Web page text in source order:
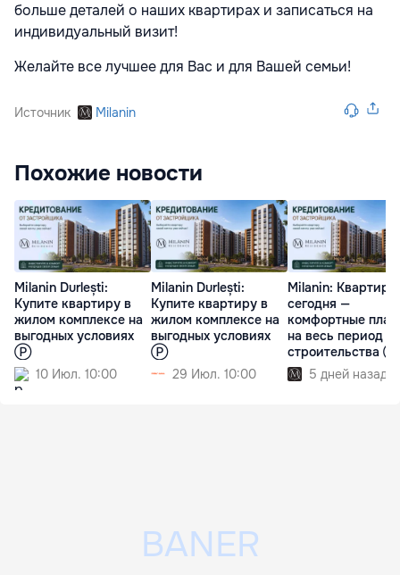
больше деталей о наших квартирах и записаться на
индивидуальный визит!
Желайте все лучшее для Вас и для Вашей семьи!
Источник Milanin
Похожие новости
Milanin Durlești:
Купите квартиру в
жилом комплексе на
выгодных условиях
Ⓟ
10 Июл. 10:00
Milanin Durlești:
Купите квартиру в
жилом комплексе на
выгодных условиях
Ⓟ
29 Июл. 10:00
Milanin: Квартира
сегодня —
комфортные
на весь период
строительства Ⓟ
5 дней назад